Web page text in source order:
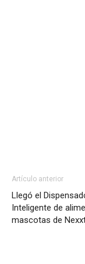
Artículo anterior
Llegó el
Inteligente de
mascotas de